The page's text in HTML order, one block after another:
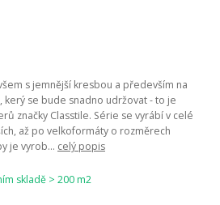
s jemnější kresbou a především na
se bude snadno udržovat - to je
značky Classtile. Série se vyrábí v celé
až po velkoformáty o rozměrech
je vyrob... celý popis
skladě > 200 m2